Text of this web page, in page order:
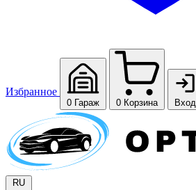
Избранное
0 Гараж 0 Корзина Вход